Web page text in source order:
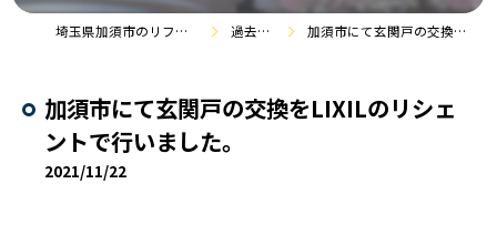
埼玉県加須市のリフォームなら株式会社エアロック 過去の施工事例 加須市にて玄関戸の交換をLIXILのリシェントで行いました。
加須市にて玄関戸の交換をLIXILのリシェ
ントで行いました。
2021/11/22